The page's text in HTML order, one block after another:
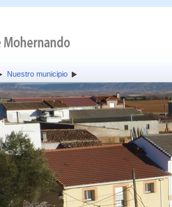
Nuestro municipio